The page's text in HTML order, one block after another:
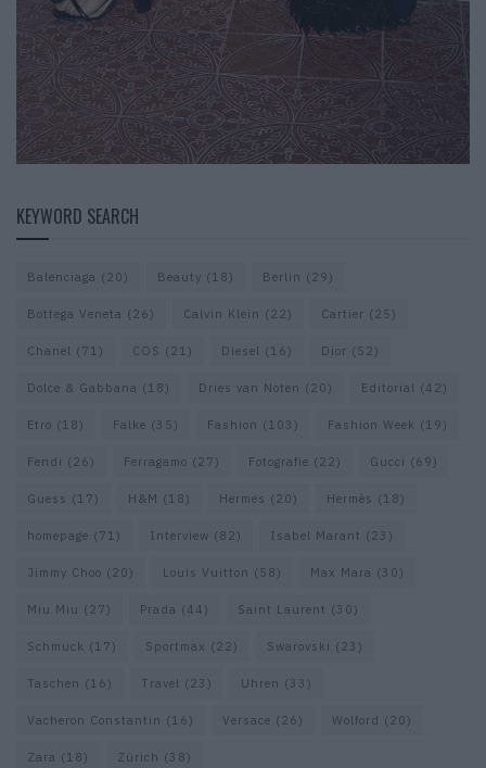
KEYWORD SEARCH
Balenciaga (20) Beauty (18) Berlin (29)
Bottega Veneta (26) Calvin Klein (22) Cartier (25)
Chanel (71) COS (21) Diesel (16) Dior (52)
Dolce & Gabbana (18) Dries van Noten (20) Editorial (42)
Etro (18) Falke (35) Fashion (103) Fashion Week (19)
Fendi (26) Ferragamo (27) Fotografie (22) Gucci (69)
Guess (17) H&M (18) Hermes (20) Hermès (18)
homepage (71) Interview (82) Isabel Marant (23)
Jimmy Choo (20) Louis Vuitton (58) Max Mara (30)
Miu Miu (27) Prada (44) Saint Laurent (30)
Schmuck (17) Sportmax (22) Swarovski (23)
Taschen (16) Travel (23) Uhren (33)
Vacheron Constantin (16) Versace (26) Wolford (20)
Zara (18) Zürich (38)